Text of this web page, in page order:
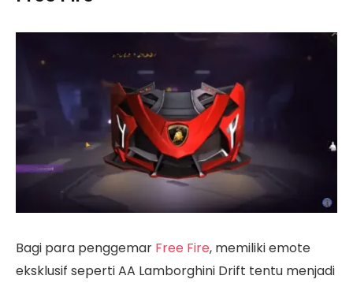
Bagi para penggemar Free Fire, memiliki emote
eksklusif seperti AA Lamborghini Drift tentu menjadi